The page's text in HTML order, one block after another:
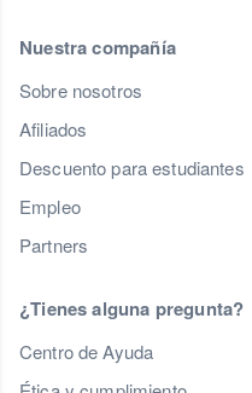
Nuestra compañía
Sobre nosotros
Afiliados
Descuento para estudiantes
Empleo
Partners
¿Tienes alguna pregunta?
Centro de Ayuda